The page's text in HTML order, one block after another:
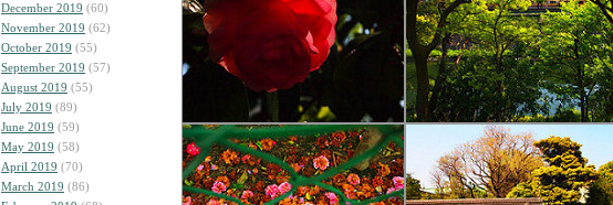
December 2019 (60)
November 2019 (62)
October 2019 (55)
September 2019 (57)
August 2019 (55)
July 2019 (89)
June 2019 (59)
May 2019 (58)
April 2019 (70)
March 2019 (86)